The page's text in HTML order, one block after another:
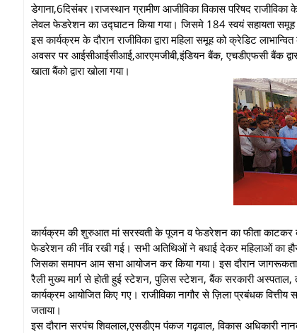
डेगाना,6दिसंबर।राजस्थान ग्रामीण आजीविका विकास परिषद राजीविका
लेवल फेडरेशन का उद्घाटन किया गया। जिसमे 184 स्वयं सहायता समूह
इस कार्यक्रम के दौरान राजीविका द्वारा महिला समूह को क्रेडिट
अवसर पर आईसीआईसीआई,आरएमजीबी,इंडियन बैंक, एचडीएफसी बैंक
खाता बैंको द्वारा खोला गया।
कार्यक्रम की शुरुआत मां सरस्वती के पूजन व फेडरेशन का फीता काटकर की
फेडरेशन की नींव रखी गई। सभी अतिथिओं ने बधाई देकर महिलाओं का
जिसका समापन आम सभा आयोजन कर किया गया। इस दौरान
रैली मुख्य मार्ग से होती हुई स्टेशन, पुलिस स्टेशन, बैंक सरकारी अस्पताल,
कार्यक्रम आयोजित किए गए। राजीविका नागौर से ज़िला प्रबंधक वित्तीय
जताया।
इस दौरान सरपंच शिवलाल,एसडीएम पंकज गढ़वाल, विकास अधिकारी